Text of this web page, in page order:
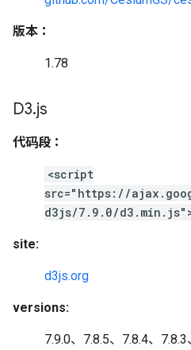
版本：
1.78
D3.js
代码段：
<script
src="https://
d3js/7.9.0/
site:
d3js.org
versions:
7.9.0、7.8.5、7.8.4、7.8.3